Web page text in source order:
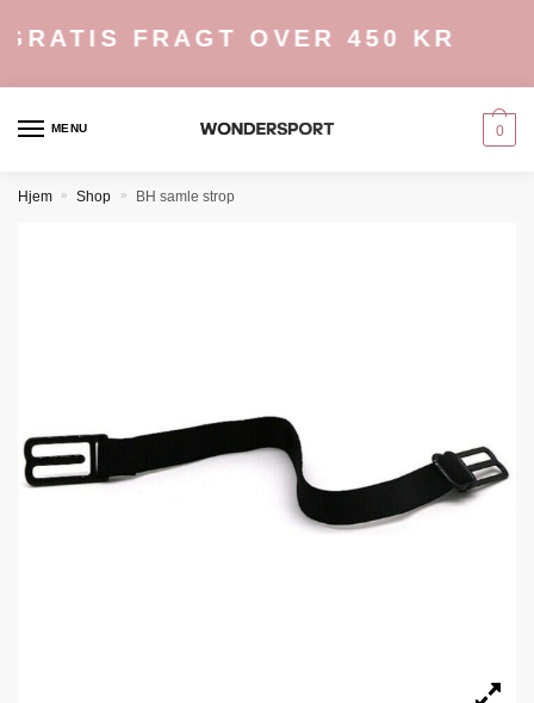
FRAGT OVER 450 KR
MENU 0
Hjem » Shop » BH samle strop